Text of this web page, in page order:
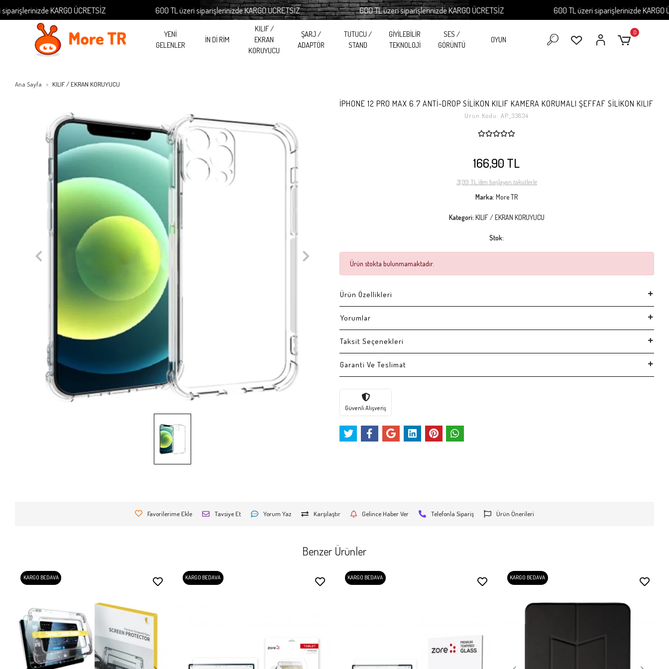
KARGO ÜCRETSİZ 600 TL üzeri siparişlerinizde KARGO ÜCRETSİZ 600 TL üzeri siparişlerinizde KARGO ÜCRETSİZ 600 TL üzeri siparişlerinizde KARGO
YENİ
GELENLER
İN Dİ RİM
KILIF /
EKRAN
KORUYUCU
ŞARJ /
ADAPTÖR
TUTUCU /
STAND
GİYİLEBİLİR
TEKNOLOJİ
SES /
GÖRÜNTÜ
OYUN
0
Ana Sayfa KILIF / EKRAN KORUYUCU
İPHONE 12 PRO MAX 6.7 ANTİ-DROP SİLİKON KILIF KAMERA KORUMALI ŞEFFAF SİLİKON KILIF
Ürün Kodu:AP_33834
166,90 TL
31,99 TL 'den başlayan taksitlerle
Marka:More TR
Kategori: KILIF / EKRAN KORUYUCU
Stok:
Ürün stokta bulunmamaktadır.
Ürün Özellikleri
Yorumlar
Taksit Seçenekleri
Garanti Ve Teslimat
Güvenli Alışveriş
Favorilerime Ekle Tavsiye Et Yorum Yaz Karşılaştır Gelince Haber Ver Telefonla Sipariş Ürün Önerileri
Benzer Ürünler
KARGO BEDAVA KARGO BEDAVA KARGO BEDAVA KARGO BEDAVA